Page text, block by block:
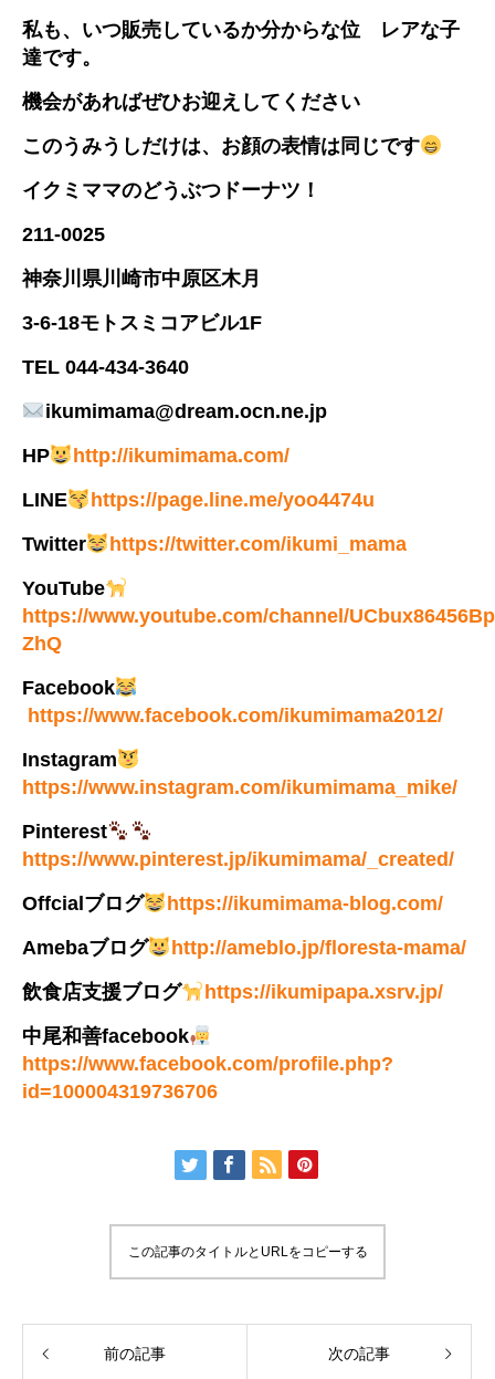
私も、いつ販売しているか分からな位 レアな子
達です。
機会があればぜひお迎えしてください
このうみうしだけは、お顔の表情は同じです
イクミママのどうぶつドーナツ！
211-0025
神奈川県川崎市中原区木月
3-6-18モトスミコアビル1F
TEL 044-434-3640
ikumimama@dream.ocn.ne.jp
HP
http://ikumimama.com/
LINE
https://page.line.me/yoo4474u
Twitter
https://twitter.com/ikumi_mama
YouTube
https://www.youtube.com/channel/
ZhQ
Facebook
https://www.facebook.com/ikumimama2012/
Instagram
https://www.instagram.com/ikumimama_mike/
Pinterest
https://www.pinterest.jp/ikumimama/_created/
Offcialブログ
https://ikumimama-blog.com/
Amebaブログ
http://ameblo.jp/floresta-mama/
飲食店支援ブログ
https://ikumipapa.xsrv.jp/
中尾和善facebook
https://www.facebook.com/profile.php?
id=100004319736706
この記事のタイトルとURLをコピーする
前の記事 次の記事